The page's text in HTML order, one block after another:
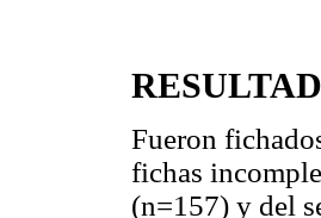
Fueron
fichas
(n=157) y del